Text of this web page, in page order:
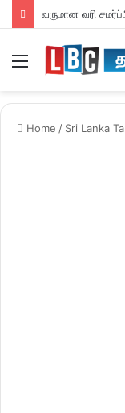
வருமான வரி
Home / Sri Lanka